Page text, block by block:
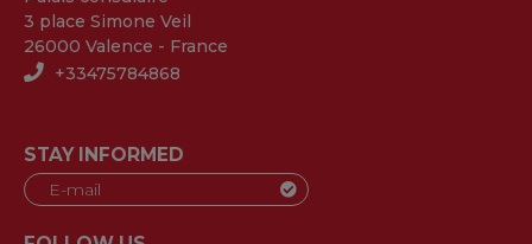
3 place Simone Veil
26000 Valence - France
+33475784868
STAY INFORMED